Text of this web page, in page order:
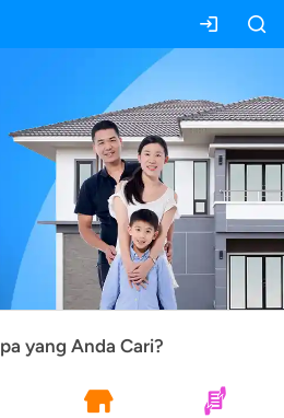
yang Anda Cari?